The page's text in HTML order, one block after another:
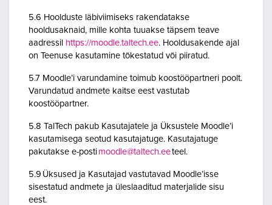
5.6 Hoolduste läbiviimiseks rakendatakse
hooldusaknaid, mille kohta tuuakse täpsem teave
aadressil https://moodle.taltech.ee. Hooldusakende ajal
on Teenuse kasutamine tõkestatud või piiratud.
5.7 Moodle’i varundamine toimub koostööpartneri poolt.
Varundatud andmete kaitse eest vastutab
koostööpartner.
5.8 TalTech pakub Kasutajatele ja Üksustele Moodle’i
kasutamisega seotud kasutajatuge. Kasutajatuge
pakutakse e-posti moodle@taltech.eeteel.
5.9 Üksused ja Kasutajad vastutavad Moodle’isse
sisestatud andmete ja üleslaaditud materjalide sisu
eest.